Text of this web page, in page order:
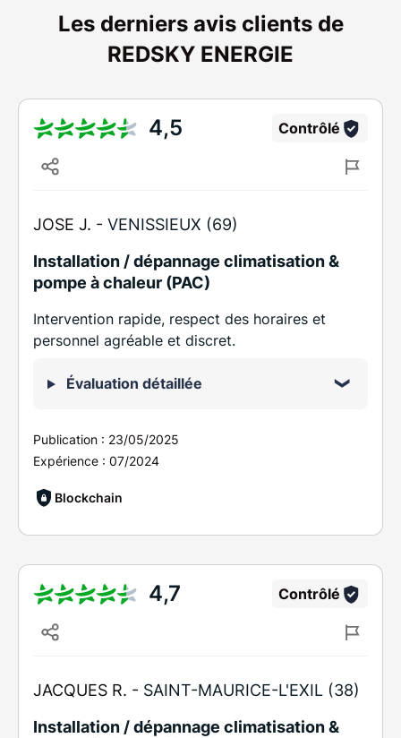
Les derniers avis clients de
REDSKY ENERGIE
4,5 Contrôlé
JOSE J. - VENISSIEUX (69)
Installation / dépannage climatisation &
pompe à chaleur (PAC)
Intervention rapide, respect des horaires et
personnel agréable et discret.
Évaluation détaillée
Publication : 23/05/2025
Expérience : 07/2024
Blockchain
4,7 Contrôlé
JACQUES R. - SAINT-MAURICE-L'EXIL (38)
Installation / dépannage climatisation &